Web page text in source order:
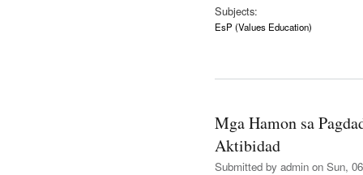
Subjects:
EsP (Values Education)
Mga Hamon sa
Aktibidad
Submitted by admin on Sun,